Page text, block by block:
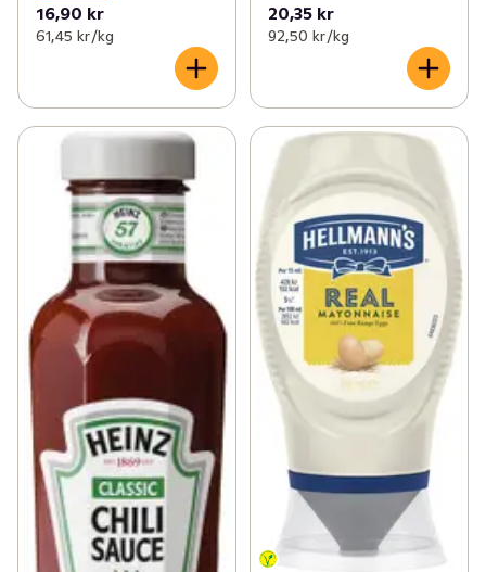
16,90 kr
61,45 kr /kg
20,35 kr
92,50 kr /kg